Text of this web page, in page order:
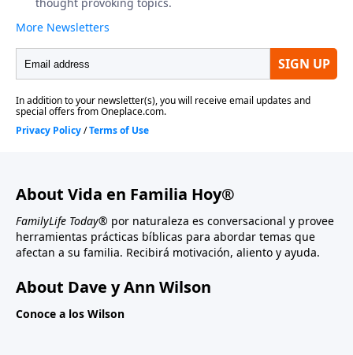
About Vida en Familia Hoy®
FamilyLife Today® por naturaleza es conversacional y provee
herramientas prácticas bíblicas para abordar temas que
afectan a su familia. Recibirá motivación, aliento y ayuda.
About Dave y Ann Wilson
Conoce a los Wilson